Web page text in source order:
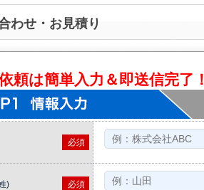
わせ・お見積り
頼は簡単入力＆即送信完了！
必須
) 必須